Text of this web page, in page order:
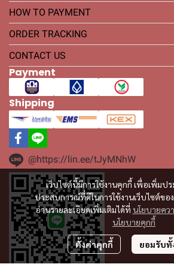
เว็บไซต์นี้มีการใช้งานคุกกี้ เพื่อเพิ่มป
ประสบการณ์ที่ดีในการใช้งานเว็บไซต์ขอ
อ่านรายละเอียดเพิ่มเติมได้ที่ นโยบายคว
นโยบายคุกกี้
ตั้งค่าคุกกี้ ยอมรับทั้
HOW TO PAYMENT
ORDER TRACKING
CONTACT US
Payment
Shipping
@https://lin.ee/tJyMNhW